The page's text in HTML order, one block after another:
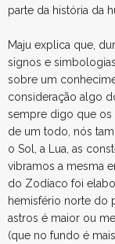
parte da história da
Maju explica que,
signos e
sobre um
consideração algo
sempre digo que os
de um todo, nós
o Sol, a Lua, as
vibramos a mesma
do Zodíaco foi
hemisfério norte do
astros é maior ou
(que no fundo é